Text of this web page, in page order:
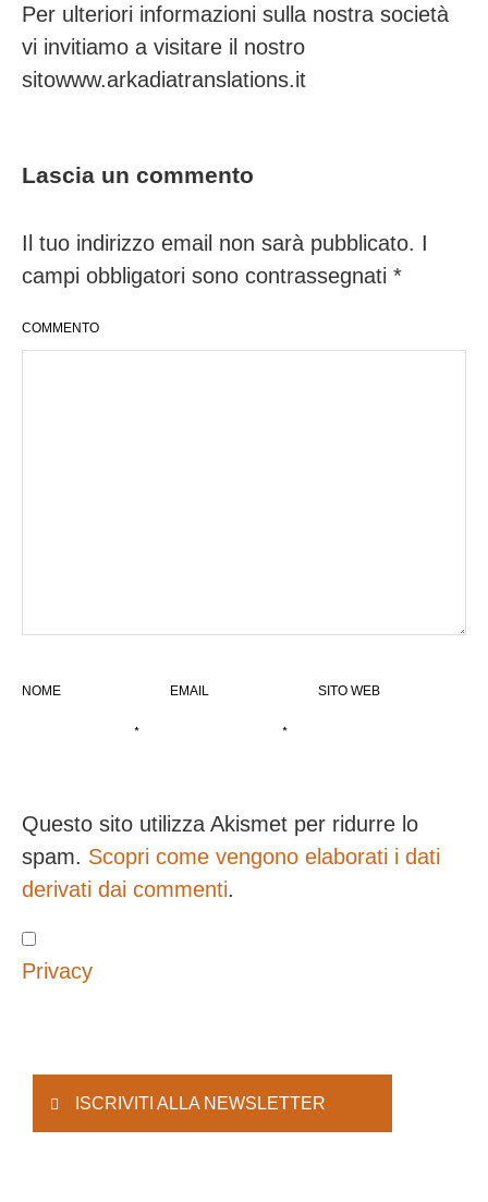
Per ulteriori informazioni sulla nostra società
vi invitiamo a visitare il nostro
sitowww.arkadiatranslations.it
Lascia un commento
Il tuo indirizzo email non sarà pubblicato. I
campi obbligatori sono contrassegnati *
COMMENTO
NOME
*
EMAIL
*
SITO WEB
Questo sito utilizza Akismet per ridurre lo
spam. Scopri come vengono elaborati i dati
derivati dai commenti.
Privacy
ISCRIVITI ALLA NEWSLETTER